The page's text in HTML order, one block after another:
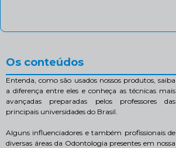
Os conteúdos
Entenda, como são usados nossos produtos, saiba
a diferença entre eles e conheça as técnicas mais
avançadas preparadas pelos professores das
principais universidades do Brasil.
Alguns influenciadores e também profissionais de
diversas áreas da Odontologia presentes em nossa